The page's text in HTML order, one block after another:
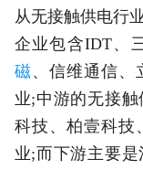
从无接触供电行
企业包含IDT、
磁、信维通信、
业;中游的无接
科技、柏壹科技
业;而下游主要